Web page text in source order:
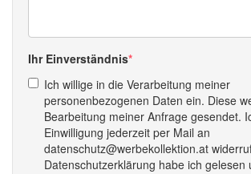
Ihr Einverständnis
Ich willige in die Verarbeitung meiner
personenbezogenen Daten ein. Diese
Bearbeitung meiner Anfrage gesendet.
Einwilligung jederzeit per Mail an
datenschutz@werbekollektion.at
Datenschutzerklärung habe ich gelesen